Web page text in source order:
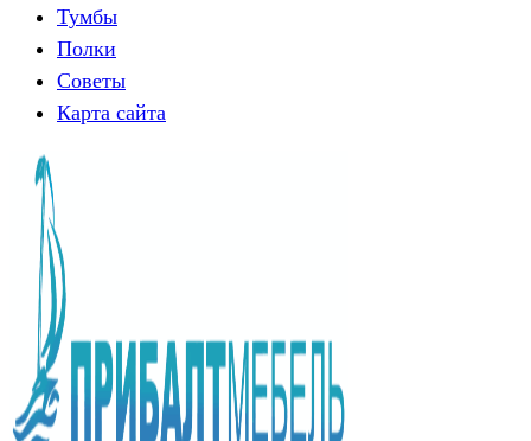
Тумбы
Полки
Советы
Карта сайта